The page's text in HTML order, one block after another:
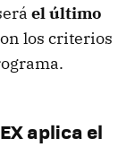
el último
los criterios
aplica el